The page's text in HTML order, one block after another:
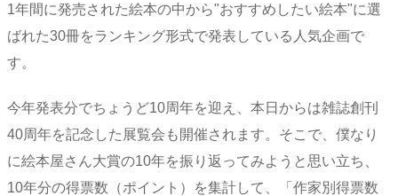
1年間に発売された絵本の中から"おすすめしたい絵本"に選
ばれた30冊をランキング形式で発表している人気企画で
す。
今年発表分でちょうど10周年を迎え、本日からは雑誌創刊
40周年を記念した展覧会も開催されます。そこで、僕なり
に絵本屋さん大賞の10年を振り返ってみようと思い立ち、
10年分の得票数（ポイント）を集計して、「作家別得票数